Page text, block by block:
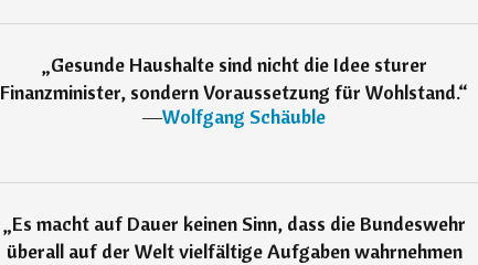
„Gesunde Haushalte sind nicht die Idee sturer
Finanzminister, sondern Voraussetzung für Wohlstand.“
―Wolfgang Schäuble
„Es macht auf Dauer keinen Sinn, dass die Bundeswehr
überall auf der Welt vielfältige Aufgaben wahrnehmen